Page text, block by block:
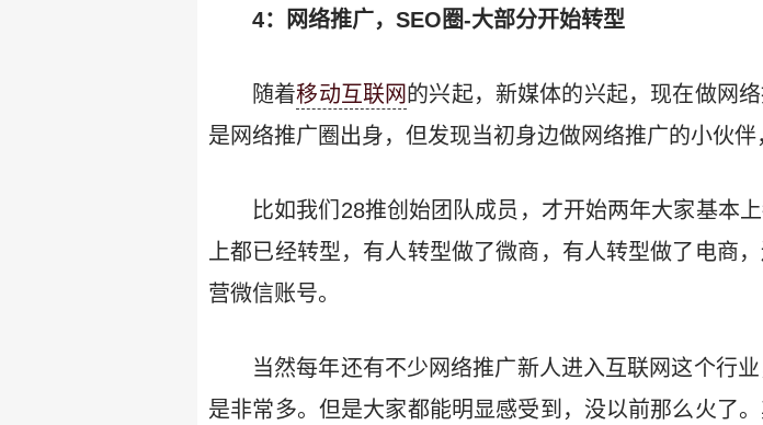
4：网络推广，SEO圈-大部分开始转型
随着移动互联网 的兴起，新媒体的兴起，现在做网
是网络推广圈出身，但发现当初身边做网络推广的小伙伴
比如我们28推创始团队成员，才开始两年大家基本
上都已经转型，有人转型做了微商，有人转型做了电商
营微信账号。
当然每年还有不少网络推广新人进入互联网这个行
是非常多。但是大家都能明显感受到，没以前那么火了